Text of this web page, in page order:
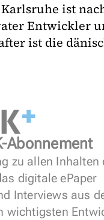
ist
Entwickler
ist die
Abonnement
zu allen Inhalten
digitale ePaper
Interviews aus
wichtigsten